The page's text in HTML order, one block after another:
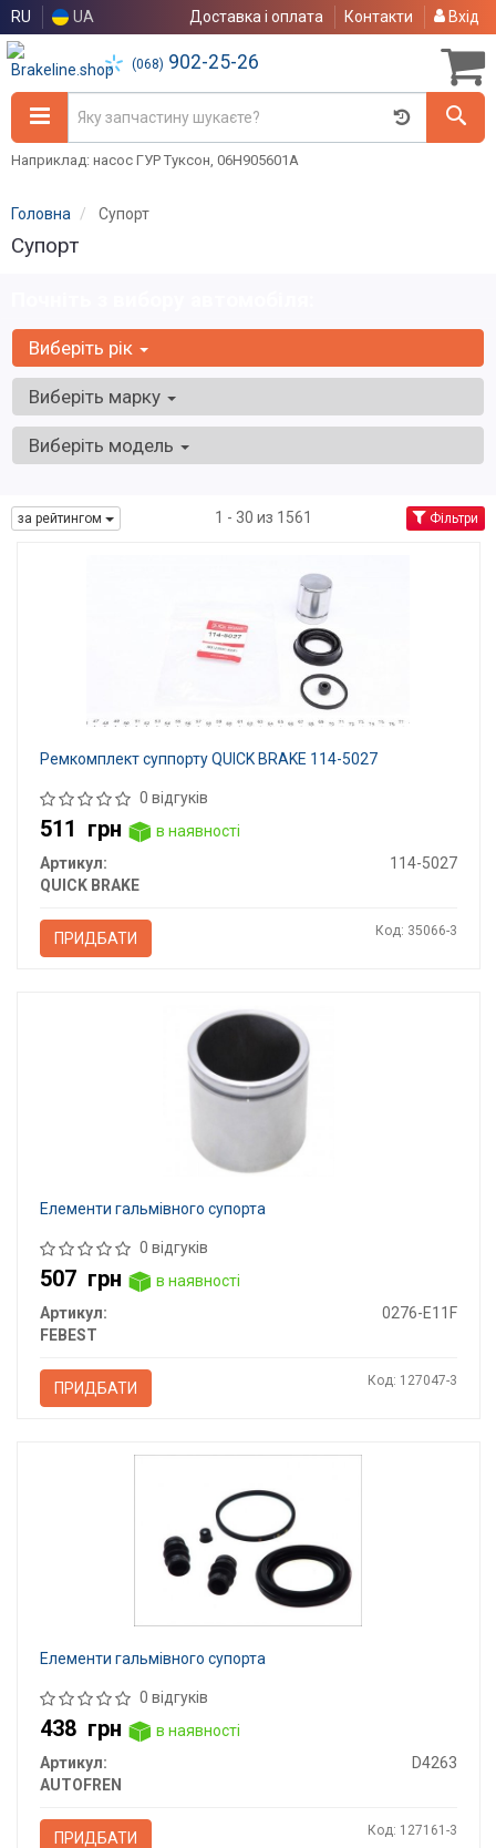
RU UA Доставка і оплата Контакти Вхід
(068) 902-25-26
Наприклад: насос ГУР Туксон, 06H905601A
Головна Супорт
Супорт
Виберіть рік
Виберіть марку
Виберіть модель
за рейтингом 1 - 30 из 1561 Фільтри
Ремкомплект суппорту QUICK BRAKE 114-5027
0 відгуків
511 грн
в наявності
Артикул:
114-5027
QUICK BRAKE
ПРИДБАТИ Код: 35066-3
Елементи гальмівного супорта
0 відгуків
507 грн
в наявності
Артикул:
0276-E11F
FEBEST
ПРИДБАТИ Код: 127047-3
Елементи гальмівного супорта
0 відгуків
438 грн
в наявності
Артикул:
D4263
AUTOFREN
ПРИДБАТИ Код: 127161-3